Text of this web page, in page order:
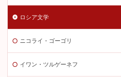
ロシア文学
ニコライ・ゴーゴリ
イワン・ツルゲーネフ